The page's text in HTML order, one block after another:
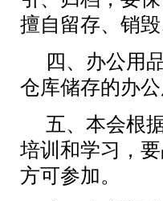
擅自留存、销毁
四、办公用
仓库储存的办
五、本会根
培训和学习，
方可参加。